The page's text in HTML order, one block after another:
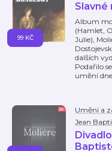
Slavné
Album
(Hamlet,
Julie),
dalších
Podařilo
umění
99 KČ
Umění a
Jean